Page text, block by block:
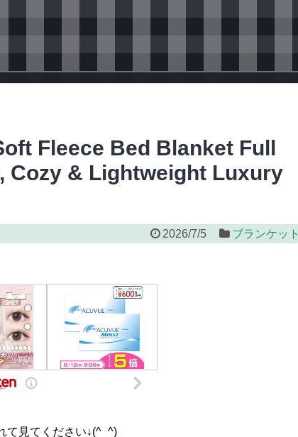
Fleece Bed Blanket Full
Cozy & Lightweight Luxury
2026/7/5 ブランケット
て見てください↓(^_^)